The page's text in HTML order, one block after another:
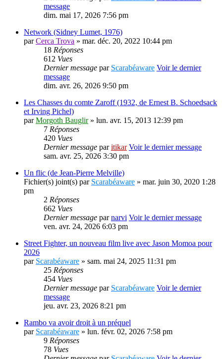
message
dim. mai 17, 2026 7:56 pm
Network (Sidney Lumet, 1976)
parCerca Trova » mar. déc. 20, 2022 10:44 pm
18 Réponses
612 Vues
Dernier message par Scarabéaware Voir le dernier
message
dim. avr. 26, 2026 9:50 pm
Les Chasses du comte Zaroff (1932, de Ernest B. Schoedsack
et Irving Pichel)
parMorgoth Bauglir» lun. avr. 15, 2013 12:39 pm
7 Réponses
420 Vues
Dernier message paritikar Voir le dernier message
sam. avr. 25, 2026 3:30 pm
Un flic (de Jean-Pierre Melville)
Fichier(s) joint(s) par Scarabéaware » mar. juin 30, 2020 1:28
pm
2 Réponses
662 Vues
Dernier message parnarvi Voir le dernier message
ven. avr. 24, 2026 6:03 pm
Street Fighter, un nouveau film live avec Jason Momoa pour
2026
par Scarabéaware » sam. mai 24, 2025 11:31 pm
25 Réponses
454 Vues
Dernier message par Scarabéaware Voir le dernier
message
jeu. avr. 23, 2026 8:21 pm
Rambo va avoir droit à un préquel
par Scarabéaware » lun. févr. 02, 2026 7:58 pm
9 Réponses
78 Vues